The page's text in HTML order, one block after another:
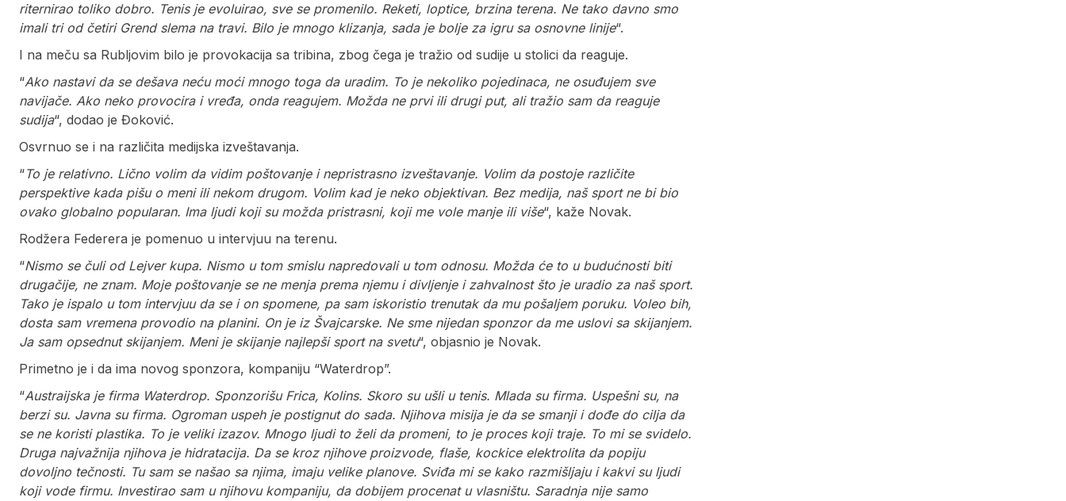
riternirao toliko dobro. Tenis je evoluirao, sve se promenilo. Reketi, loptice, brzina terena. Ne tako davno smo
imali tri od četiri Grend slema na travi. Bilo je mnogo klizanja, sada je bolje za igru sa osnovne linije“.
I na meču sa Rubljovim bilo je provokacija sa tribina, zbog čega je tražio od sudije u stolici da reaguje.
“Ako nastavi da se dešava neću moći mnogo toga da uradim. To je nekoliko pojedinaca, ne osuđujem sve
navijače. Ako neko provocira i vređa, onda reagujem. Možda ne prvi ili drugi put, ali tražio sam da reaguje
sudija“, dodao je Đoković.
Osvrnuo se i na različita medijska izveštavanja.
“To je relativno. Lično volim da vidim poštovanje i nepristrasno izveštavanje. Volim da postoje različite
perspektive kada pišu o meni ili nekom drugom. Volim kad je neko objektivan. Bez medija, naš sport ne bi bio
ovako globalno popularan. Ima ljudi koji su možda pristrasni, koji me vole manje ili više“, kaže Novak.
Rodžera Federera je pomenuo u intervjuu na terenu.
“Nismo se čuli od Lejver kupa. Nismo u tom smislu napredovali u tom odnosu. Možda će to u budućnosti biti
drugačije, ne znam. Moje poštovanje se ne menja prema njemu i divljenje i zahvalnost što je uradio za naš sport.
Tako je ispalo u tom intervjuu da se i on spomene, pa sam iskoristio trenutak da mu pošaljem poruku. Voleo bih,
dosta sam vremena provodio na planini. On je iz Švajcarske. Ne sme nijedan sponzor da me uslovi sa skijanjem.
Ja sam opsednut skijanjem. Meni je skijanje najlepši sport na svetu“, objasnio je Novak.
Primetno je i da ima novog sponzora, kompaniju “Waterdrop”.
“Austraijska je firma Waterdrop. Sponzorišu Frica, Kolins. Skoro su ušli u tenis. Mlada su firma. Uspešni su, na
berzi su. Javna su firma. Ogroman uspeh je postignut do sada. Njihova misija je da se smanji i dođe do cilja da
se ne koristi plastika. To je veliki izazov. Mnogo ljudi to želi da promeni, to je proces koji traje. To mi se svidelo.
Druga najvažnija njihova je hidratacija. Da se kroz njihove proizvode, flaše, kockice elektrolita da popiju
dovoljno tečnosti. Tu sam se našao sa njima, imaju velike planove. Sviđa mi se kako razmišljaju i kakvi su ljudi
koji vode firmu. Investirao sam u njihovu kompaniju, da dobijem procenat u vlasništu. Saradnja nije samo